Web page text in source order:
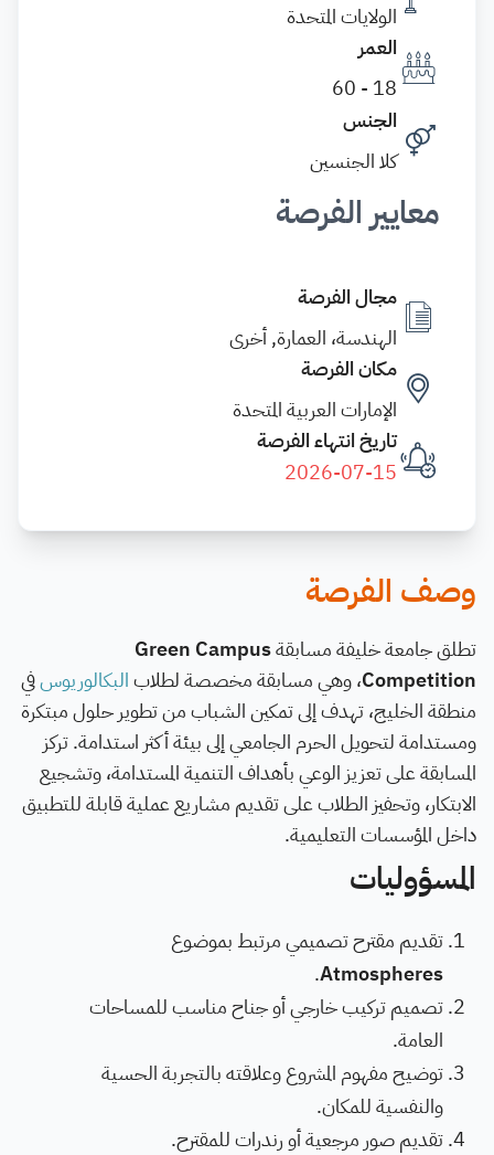
الولايات المتحدة
العمر
18 - 60
الجنس
كلا الجنسين
معايير الفرصة
مجال الفرصة
الهندسة، العمارة, أخرى
مكان الفرصة
الإمارات العربية المتحدة
تاريخ انتهاء الفرصة
2026-07-15
وصف الفرصة
تطلق جامعة خليفة مسابقةGreen Campus
Competition، وهي مسابقة مخصصة لطلابالبكالوريوسفي
منطقة الخليج، تهدف إلى تمكين الشباب من تطوير حلول مبتكرة
ومستدامة لتحويل الحرم الجامعي إلى بيئة أكثر استدامة. تركز
المسابقة على تعزيز الوعي بأهداف التنمية المستدامة، وتشجيع
الابتكار، وتحفيز الطلاب على تقديم مشاريع عملية قابلة للتطبيق
داخل المؤسسات التعليمية.
المسؤوليات
تقديم مقترح تصميمي مرتبط بموضوع
Atmospheres
.
تصميم تركيب خارجي أو جناح مناسب للمساحات
العامة.
توضيح مفهوم المشروع وعلاقته بالتجربة الحسية
والنفسية للمكان.
تقديم صور مرجعية أو رندرات للمقترح.